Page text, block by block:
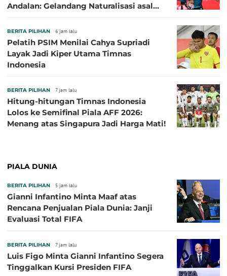
Andalan: Gelandang Naturalisasi asal
BERITA PILIHAN 6 jam lalu
Pelatih PSIM Menilai Cahya Supriadi
Layak Jadi Kiper Utama Timnas
Indonesia
BERITA PILIHAN 7 jam lalu
Hitung-hitungan Timnas Indonesia
Lolos ke Semifinal Piala AFF 2026:
Menang atas Singapura Jadi Harga Mati!
PIALA DUNIA
BERITA PILIHAN 5 jam lalu
Gianni Infantino Minta Maaf atas
Rencana Penjualan Piala Dunia: Janji
Evaluasi Total FIFA
BERITA PILIHAN 7 jam lalu
Luis Figo Minta Gianni Infantino Segera
Tinggalkan Kursi Presiden FIFA